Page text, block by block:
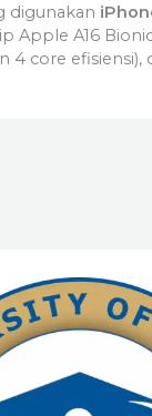
digunakan
Apple A16
4 core efisiensi),